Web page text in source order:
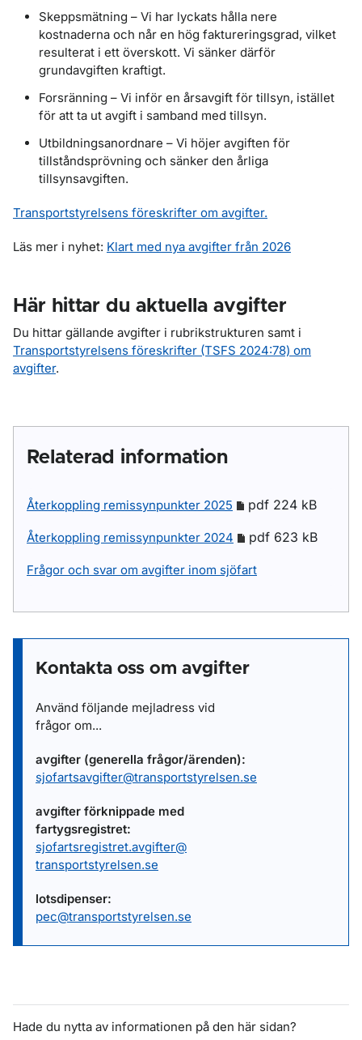
Skeppsmätning – Vi har lyckats hålla nere
kostnaderna och når en hög faktureringsgrad, vilket
resulterat i ett överskott. Vi sänker därför
grundavgiften kraftigt.
Forsränning – Vi inför en årsavgift för tillsyn, istället
för att ta ut avgift i samband med tillsyn.
Utbildningsanordnare – Vi höjer avgiften för
tillståndsprövning och sänker den årliga
tillsynsavgiften.
Transportstyrelsens föreskrifter om avgifter.
Läs mer i nyhet: Klart med nya avgifter från 2026
Här hittar du aktuella avgifter
Du hittar gällande avgifter i rubrikstrukturen samt i
Transportstyrelsens föreskrifter (TSFS 2024:78) om
avgifter.
Relaterad information
Återkoppling remissynpunkter 2025 pdf 224 kB
Återkoppling remissynpunkter 2024 pdf 623 kB
Frågor och svar om avgifter inom sjöfart
Kontakta oss om avgifter
Använd följande mejladress vid
frågor om...
avgifter (generella frågor/ärenden):
sjofartsavgifter@transportstyrelsen.se
avgifter förknippade med
fartygsregistret:
sjofartsregistret.avgifter@
transportstyrelsen.se
lotsdipenser:
pec@transportstyrelsen.se
Hade du nytta av informationen på den här sidan?